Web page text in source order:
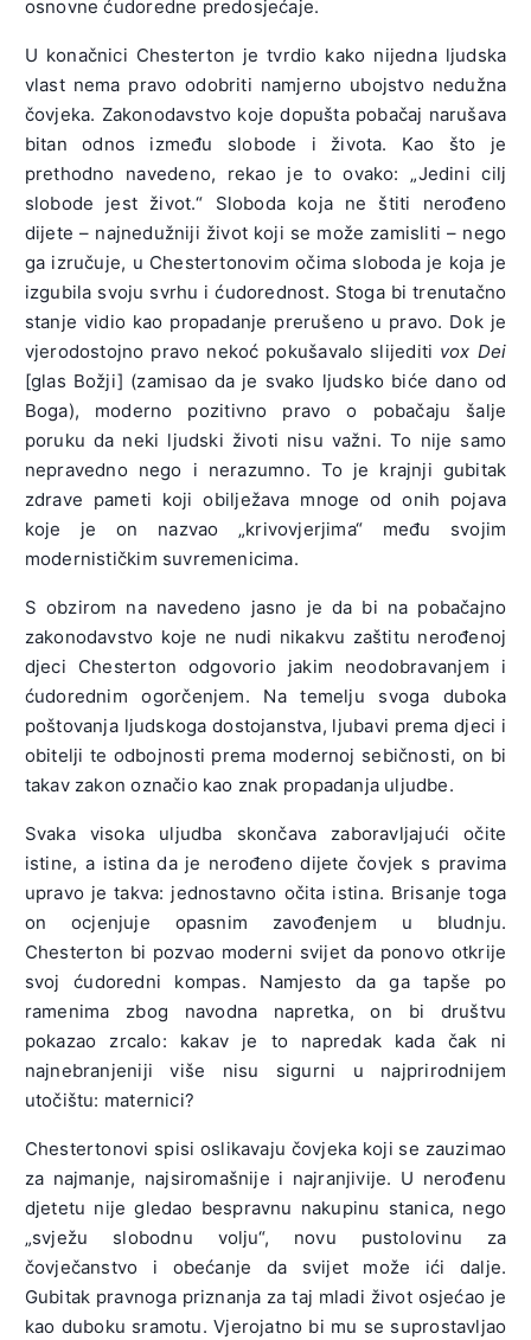
osnovne ćudoredne predosjećaje.
U konačnici Chesterton je tvrdio kako nijedna ljudska
vlast nema pravo odobriti namjerno ubojstvo nedužna
čovjeka. Zakonodavstvo koje dopušta pobačaj narušava
bitan odnos između slobode i života. Kao što je
prethodno navedeno, rekao je to ovako: „Jedini cilj
slobode jest život.“ Sloboda koja ne štiti nerođeno
dijete – najnedužniji život koji se može zamisliti – nego
ga izručuje, u Chestertonovim očima sloboda je koja je
izgubila svoju svrhu i ćudorednost. Stoga bi trenutačno
stanje vidio kao propadanje prerušeno u pravo. Dok je
vjerodostojno pravo nekoć pokušavalo slijediti vox Dei
[glas Božji] (zamisao da je svako ljudsko biće dano od
Boga), moderno pozitivno pravo o pobačaju šalje
poruku da neki ljudski životi nisu važni. To nije samo
nepravedno nego i nerazumno. To je krajnji gubitak
zdrave pameti koji obilježava mnoge od onih pojava
koje je on nazvao „krivovjerjima“ među svojim
modernističkim suvremenicima.
S obzirom na navedeno jasno je da bi na pobačajno
zakonodavstvo koje ne nudi nikakvu zaštitu nerođenoj
djeci Chesterton odgovorio jakim neodobravanjem i
ćudorednim ogorčenjem. Na temelju svoga duboka
poštovanja ljudskoga dostojanstva, ljubavi prema djeci i
obitelji te odbojnosti prema modernoj sebičnosti, on bi
takav zakon označio kao znak propadanja uljudbe.
Svaka visoka uljudba skončava zaboravljajući očite
istine, a istina da je nerođeno dijete čovjek s pravima
upravo je takva: jednostavno očita istina. Brisanje toga
on ocjenjuje opasnim zavođenjem u bludnju.
Chesterton bi pozvao moderni svijet da ponovo otkrije
svoj ćudoredni kompas. Namjesto da ga tapše po
ramenima zbog navodna napretka, on bi društvu
pokazao zrcalo: kakav je to napredak kada čak ni
najnebranjeniji više nisu sigurni u najprirodnijem
utočištu: maternici?
Chestertonovi spisi oslikavaju čovjeka koji se zauzimao
za najmanje, najsiromašnije i najranjivije. U nerođenu
djetetu nije gledao bespravnu nakupinu stanica, nego
„svježu slobodnu volju“, novu pustolovinu za
čovječanstvo i obećanje da svijet može ići dalje.
Gubitak pravnoga priznanja za taj mladi život osjećao je
kao duboku sramotu. Vjerojatno bi mu se suprostavljao